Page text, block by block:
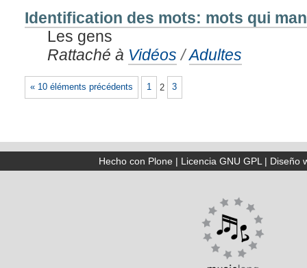
Identification des mots: mots qui
Les gens
Rattaché à Vidéos /Adultes
« 10 éléments précédents 1 2 3
Hecho con Plone| Licencia GNU GPL| Diseño